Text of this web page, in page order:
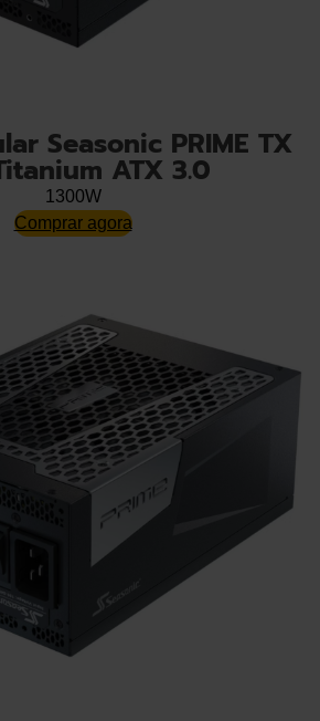
Seasonic PRIME TX
ATX 3.0
1300W
Comprar agora